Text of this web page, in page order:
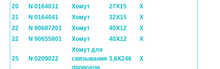
20
N 0164031 Хомут 27X15
X
21
N 0164041 Хомут 32X15
X
22
N 90687201 Хомут 40X12
X
22
N 90655801 Хомут 40X12 X
25 N 0209022
Хомут для
связывания 3,6X246 X